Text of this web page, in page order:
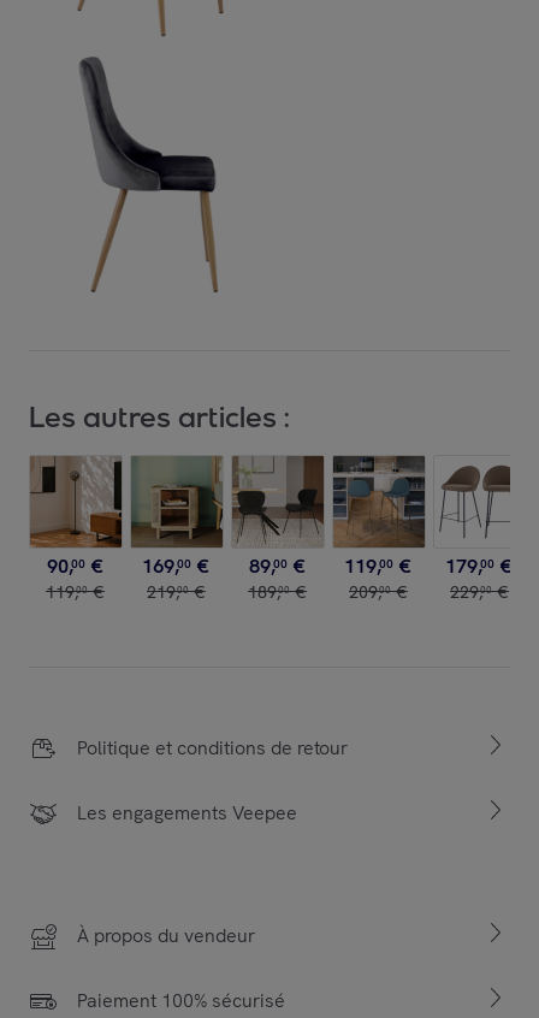
Les autres articles :
90,00 €
119,00 €
169,00 €
219,00 €
89,00 €
189,00 €
119,00 €
209,00 €
179,00 €
229,00 €
Politique et conditions de retour
Les engagements Veepee
À propos du vendeur
Paiement 100% sécurisé